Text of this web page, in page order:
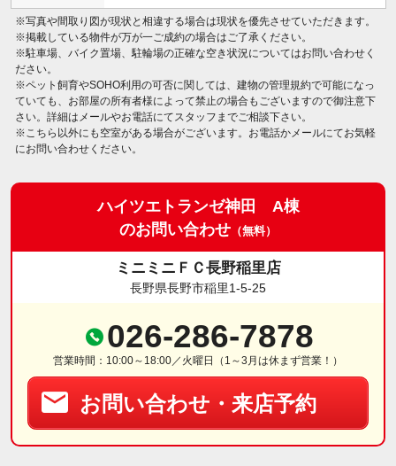
※写真や間取り図が現状と相違する場合は現状を優先させていただきます。
※掲載している物件が万が一ご成約の場合はご了承ください。
※駐車場、バイク置場、駐輪場の正確な空き状況についてはお問い合わせく
ださい。
※ペット飼育やSOHO利用の可否に関しては、建物の管理規約で可能になっ
ていても、お部屋の所有者様によって禁止の場合もございますので御注意下
さい。詳細はメールやお電話にてスタッフまでご相談下さい。
※こちら以外にも空室がある場合がございます。お電話かメールにてお気軽
にお問い合わせください。
ハイツエトランゼ神田 A棟
のお問い合わせ （無料）
ミニミニＦＣ長野稲里店
長野県長野市稲里1-5-25
026-286-7878
営業時間：10:00～18:00／火曜日（1～3月は休まず営業！）
お問い合わせ・来店予約